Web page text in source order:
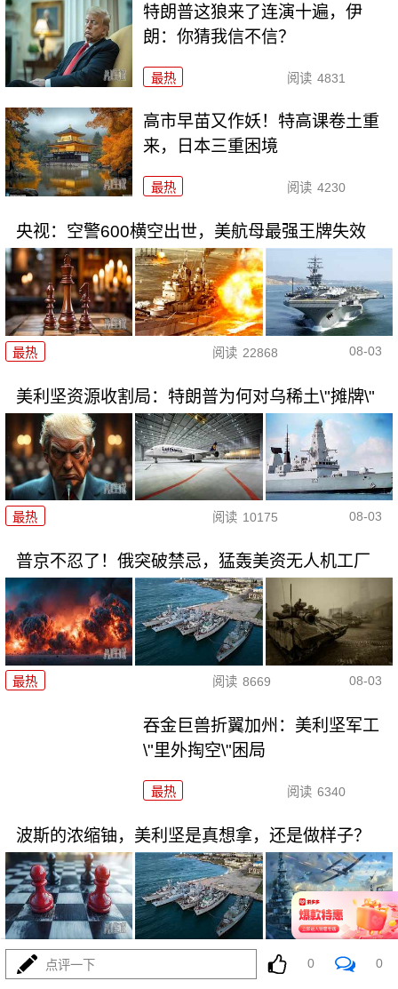
特朗普这狼来了连演十遍，伊
朗：你猜我信不信？
最热 阅读 4831
高市早苗又作妖！特高课卷土重
来，日本三重困境
最热 阅读 4230
央视：空警600横空出世，美航母最强王牌失效
最热 阅读 22868 08-03
美利坚资源收割局：特朗普为何对乌稀土\"摊牌\"
最热 阅读 10175 08-03
普京不忍了！俄突破禁忌，猛轰美资无人机工厂
最热 阅读 8669 08-03
吞金巨兽折翼加州：美利坚军工
\"里外掏空\"困局
最热 阅读 6340
波斯的浓缩铀，美利坚是真想拿，还是做样子？
最热 08-03
点评一下 0 0